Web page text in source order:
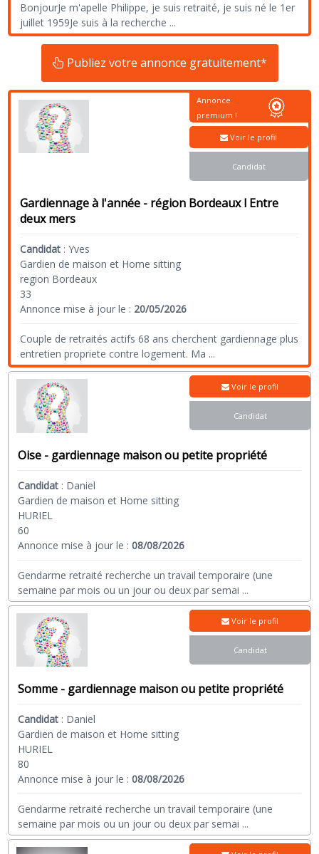
BonjourJe m'apelle Philippe, je suis retraité, je suis né le 1er
juillet 1959Je suis à la recherche ...
Publiez votre annonce gratuitement*
Gardiennage à l'année - région Bordeaux l Entre
deux mers
Candidat :Yves
Gardien de maison et Home sitting
region Bordeaux
33
Annonce mise à jour le : 20/05/2026
Couple de retraités actifs 68 ans cherchent gardiennage plus
entretien propriete contre logement. Ma ...
Annonce
premium !
Voir le profil
Candidat
Oise - gardiennage maison ou petite propriété
Candidat : Daniel
Gardien de maison et Home sitting
HURIEL
60
Annonce mise à jour le :08/08/2026
Gendarme retraité recherche un travail temporaire (une
semaine par mois ou un jour ou deux par semai ...
Voir le profil
Candidat
Somme - gardiennage maison ou petite propriété
Candidat : Daniel
Gardien de maison et Home sitting
HURIEL
80
Annonce mise à jour le :08/08/2026
Gendarme retraité recherche un travail temporaire (une
semaine par mois ou un jour ou deux par semai ...
Voir le profil
Candidat